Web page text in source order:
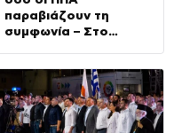
παραβιάζουν τη
συμφωνία – Στο
το Ομάν